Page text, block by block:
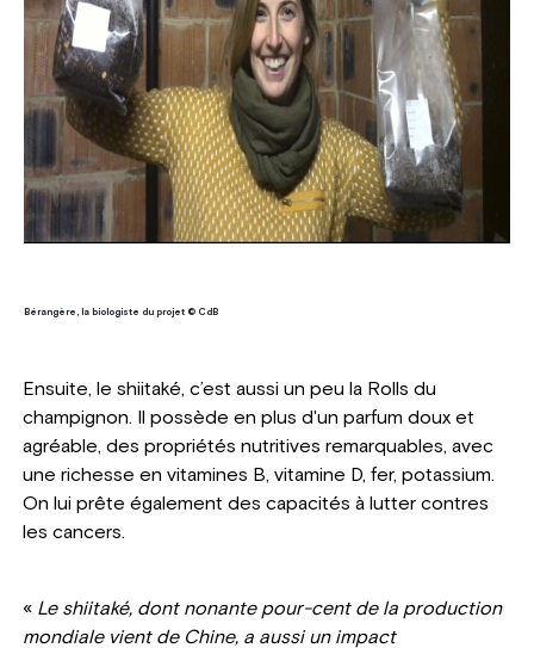
Bérangère, la biologiste du projet © CdB
Ensuite, le shiitaké, c’est aussi un peu la Rolls du
champignon. Il possède en plus d'un parfum doux et
agréable, des propriétés nutritives remarquables, avec
une richesse en vitamines B, vitamine D, fer, potassium.
On lui prête également des capacités à lutter contres
les cancers.
«Le shiitaké, dont nonante pour-cent de la production
mondiale vient de Chine, a aussi un impact